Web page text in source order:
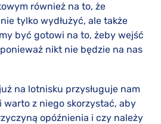
również na to, że
tylko wydłużyć, ale także
być gotowi na to, żeby wejść
nikt nie będzie na nas
na lotnisku przysługuje nam
z niego skorzystać, aby
opóźnienia i czy należy